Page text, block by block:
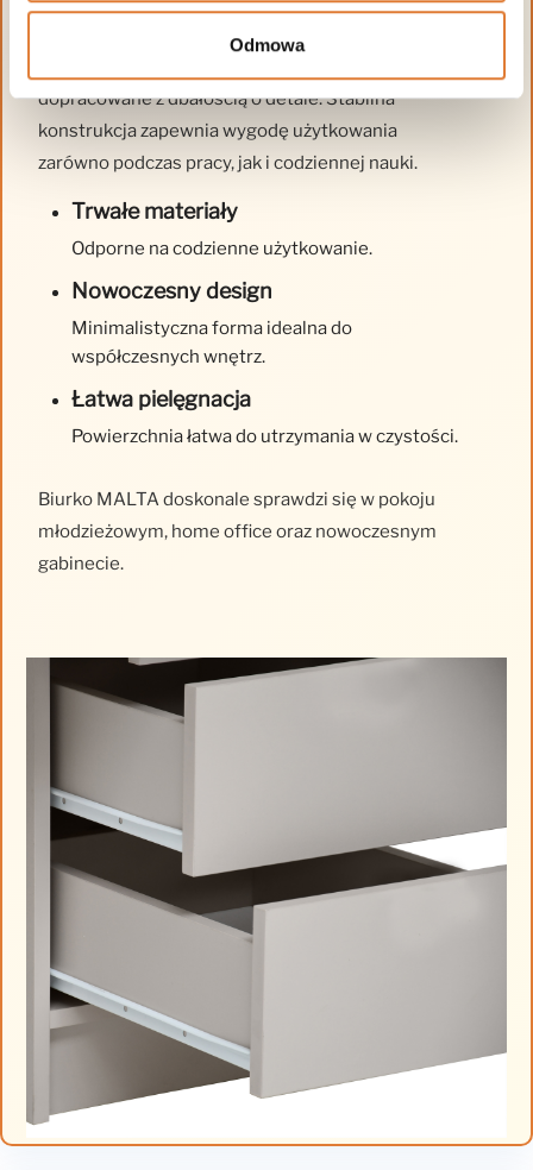
Odmowa
użytkowania
dopracowane z dbałością o detale. Stabilna
konstrukcja zapewnia wygodę użytkowania
zarówno podczas pracy, jak i codziennej nauki.
Trwałe materiały
Odporne na codzienne użytkowanie.
Nowoczesny design
Minimalistyczna forma idealna do
współczesnych wnętrz.
Łatwa pielęgnacja
Powierzchnia łatwa do utrzymania w czystości.
Biurko MALTA doskonale sprawdzi się w pokoju
młodzieżowym, home office oraz nowoczesnym
gabinecie.